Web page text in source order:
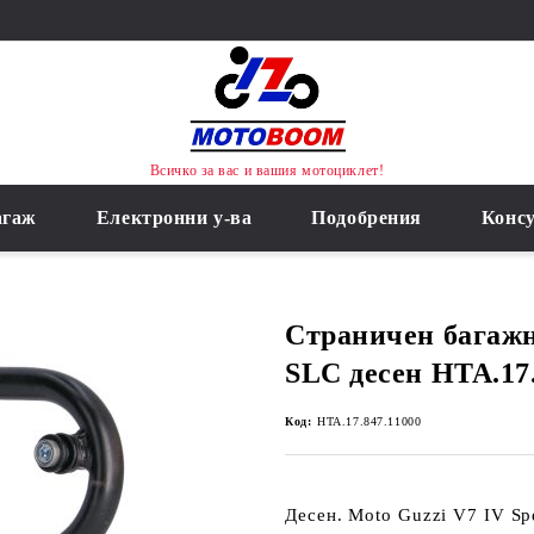
Всичко за вас и вашия мотоциклет!
Електронни у-ва Подобрения
Страничен
SLC десен
Код: HTA.17.847.11000
Десен. Moto Guzzi V7 IV